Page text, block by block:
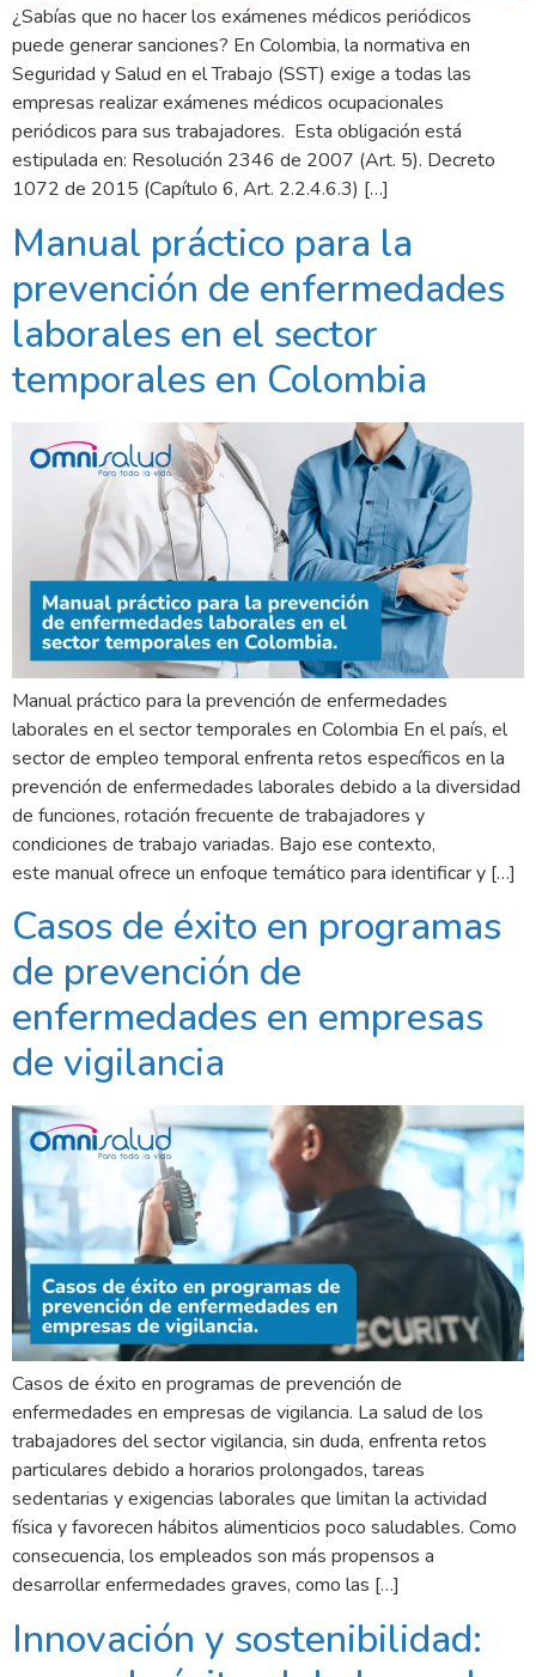
¿Sabías que no hacer los exámenes médicos periódicos
puede generar sanciones? En Colombia, la normativa en
Seguridad y Salud en el Trabajo (SST) exige a todas las
empresas realizar exámenes médicos ocupacionales
periódicos para sus trabajadores. Esta obligación está
estipulada en: Resolución 2346 de 2007 (Art. 5). Decreto
1072 de 2015 (Capítulo 6, Art. 2.2.4.6.3) […]
Manual práctico para la
prevención de enfermedades
laborales en el sector
temporales en Colombia
Manual práctico para la prevención de enfermedades
laborales en el sector temporales en Colombia En el país, el
sector de empleo temporal enfrenta retos específicos en la
prevención de enfermedades laborales debido a la diversidad
de funciones, rotación frecuente de trabajadores y
condiciones de trabajo variadas. Bajo ese contexto,
este manual ofrece un enfoque temático para identificar y […]
Casos de éxito en programas
de prevención de
enfermedades en empresas
de vigilancia
Casos de éxito en programas de prevención de
enfermedades en empresas de vigilancia. La salud de los
trabajadores del sector vigilancia, sin duda, enfrenta retos
particulares debido a horarios prolongados, tareas
sedentarias y exigencias laborales que limitan la actividad
física y favorecen hábitos alimenticios poco saludables. Como
consecuencia, los empleados son más propensos a
desarrollar enfermedades graves, como las […]
Innovación y sostenibilidad: